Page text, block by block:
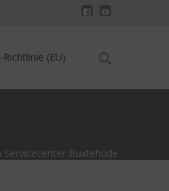
(EU)
Search
Servicecenter Buxtehude